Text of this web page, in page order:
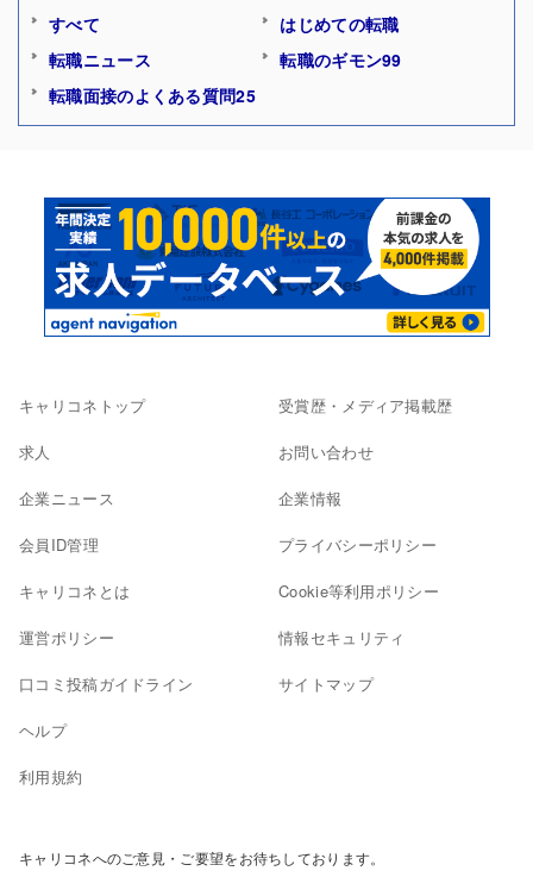
すべて
はじめての転職
転職ニュース
転職のギモン99
転職面接のよくある質問25
キャリコネトップ
求人
企業ニュース
会員ID管理
キャリコネとは
運営ポリシー
口コミ投稿ガイドライン
ヘルプ
利用規約
受賞歴・メディア掲載歴
お問い合わせ
企業情報
プライバシーポリシー
Cookie等利用ポリシー
情報セキュリティ
サイトマップ
キャリコネへのご意見・ご要望をお待ちしております。